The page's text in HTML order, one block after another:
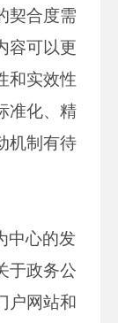
契合度需
容可以更
和实效性
准化、精
机制有待
中心的发
于政务公
户网站和